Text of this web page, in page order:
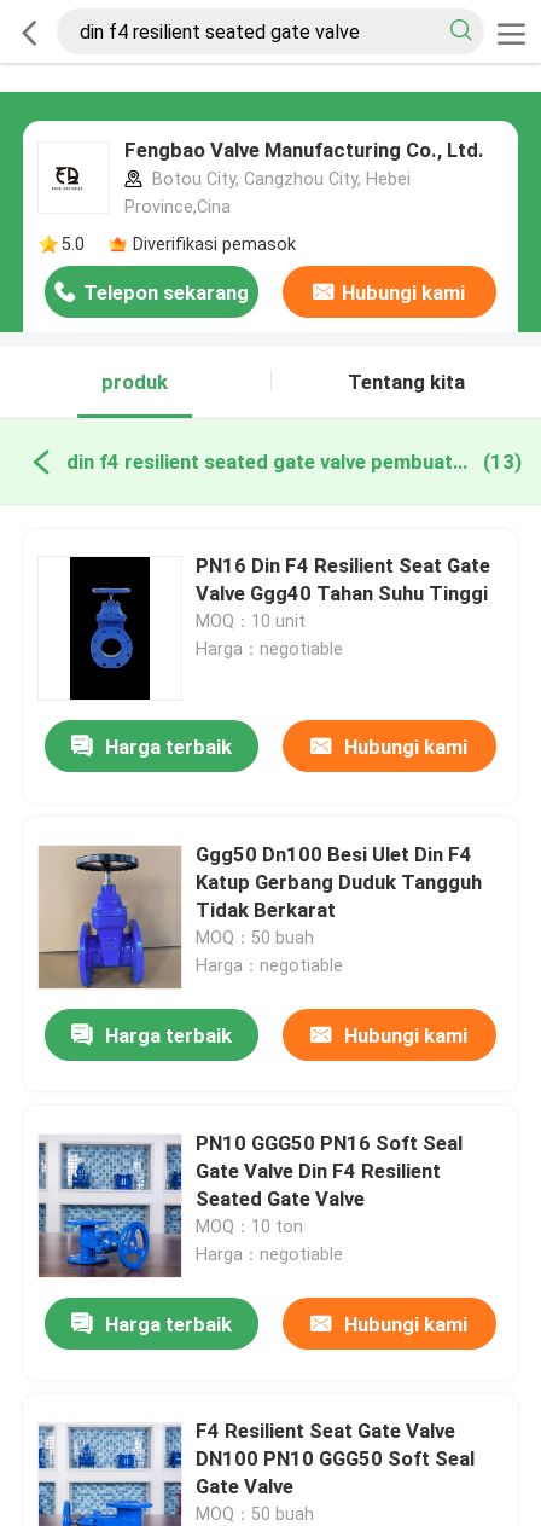
Fengbao Valve Manufacturing Co., Ltd.
Botou City, Cangzhou City, Hebei
Province,Cina
5.0
Diverifikasi pemasok
Telepon sekarang Hubungi kami
produk Tentang kita
din f4 resilient seated gate valve pembuatan online (13)
PN16 Din F4 Resilient Seat Gate
Valve Ggg40 Tahan Suhu Tinggi
MOQ：10 unit
Harga：negotiable
Harga terbaik Hubungi kami
Ggg50 Dn100 Besi Ulet Din F4
Katup Gerbang Duduk Tangguh
Tidak Berkarat
MOQ：50 buah
Harga：negotiable
Harga terbaik Hubungi kami
PN10 GGG50 PN16 Soft Seal
Gate Valve Din F4 Resilient
Seated Gate Valve
MOQ：10 ton
Harga：negotiable
Harga terbaik Hubungi kami
F4 Resilient Seat Gate Valve
DN100 PN10 GGG50 Soft Seal
Gate Valve
MOQ：50 buah